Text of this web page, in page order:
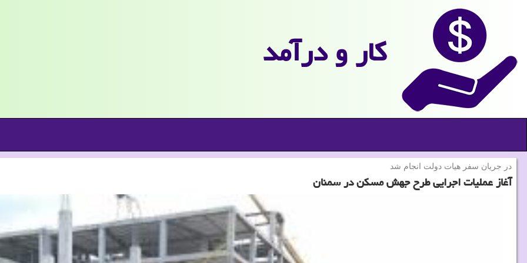
كار و درآمد
در جریان سفر هیات دولت انجام شد
آغاز عملیات اجرایی طرح جهش مسکن در سمنان